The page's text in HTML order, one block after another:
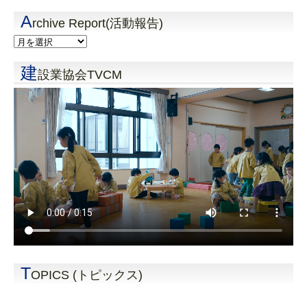
Archive Report(活動報告)
建設業協会TVCM
TOPICS (トピックス)